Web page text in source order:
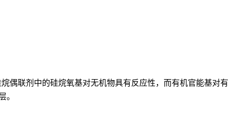
偶联剂中的硅烷氧基对无机物具有反应性，而有机官能基对有
。